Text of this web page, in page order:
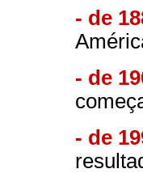
- de
- de
- de